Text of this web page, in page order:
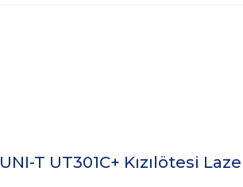
UNI-T UT301C+ Kızılötesi